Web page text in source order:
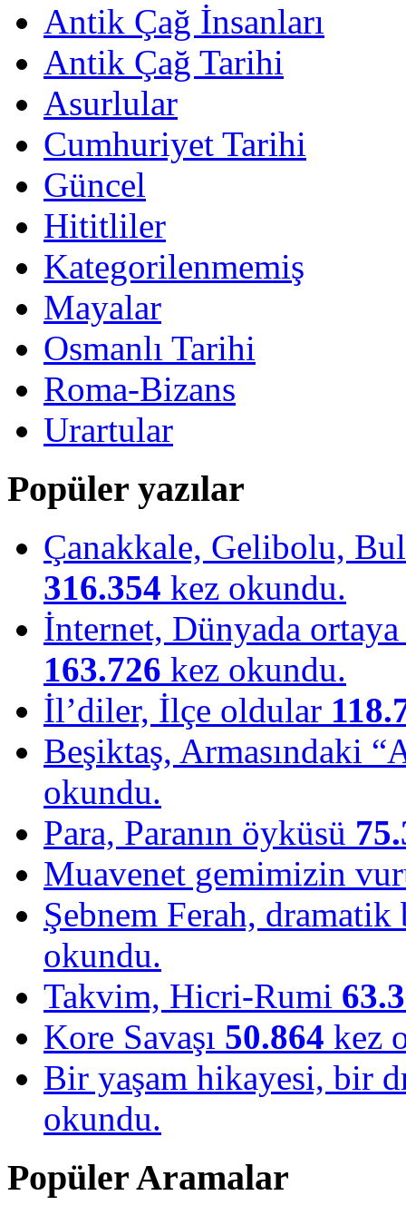
Antik Çağ İnsanları
Antik Çağ Tarihi
Asurlular
Cumhuriyet Tarihi
Güncel
Hititliler
Kategorilenmemiş
Mayalar
Osmanlı Tarihi
Roma-Bizans
Urartular
Popüler yazılar
Çanakkale, Gelibolu,
316.354 kez okundu.
İnternet, Dünyada
163.726 kez okundu.
İl’diler, İlçe oldular
Beşiktaş, Armasındaki
okundu.
Para, Paranın öyküsü
Muavenet gemimizin
Şebnem Ferah,
okundu.
Takvim, Hicri-Rumi
Kore Savaşı 50.864 kez
Bir yaşam hikayesi, bir
okundu.
Popüler Aramalar